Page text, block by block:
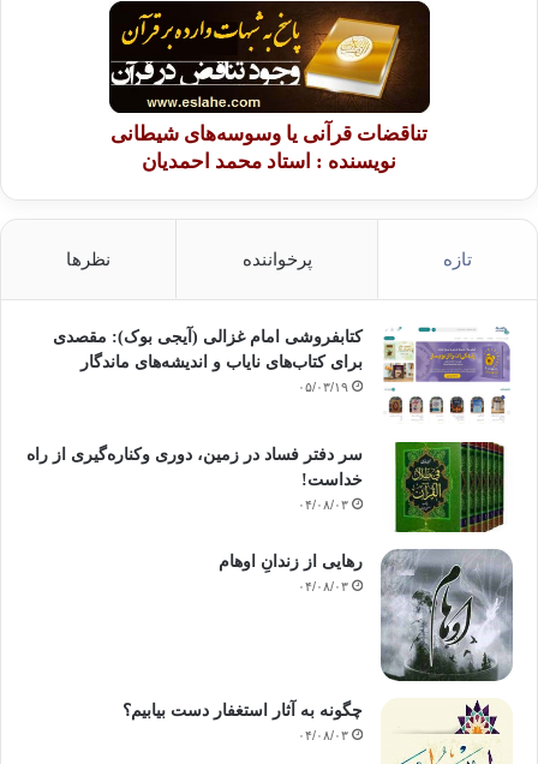
تناقضات قرآنی یا وسوسه‌های شیطانی
نویسنده : استاد محمد احمدیان
تازه پرخواننده نظرها
کتابفروشی امام غزالی (آیجی بوک): مقصدی
برای کتاب‌های نایاب و اندیشه‌های ماندگار
۰۵/۰۳/۱۹
سر دفتر فساد در زمین‌، دوری وکناره‌گیری از راه
خداست‌!
۰۴/۰۸/۰۳
رهایی از زندانِ اوهام
۰۴/۰۸/۰۳
چگونه به آثار استغفار دست بیابیم؟
۰۴/۰۸/۰۳